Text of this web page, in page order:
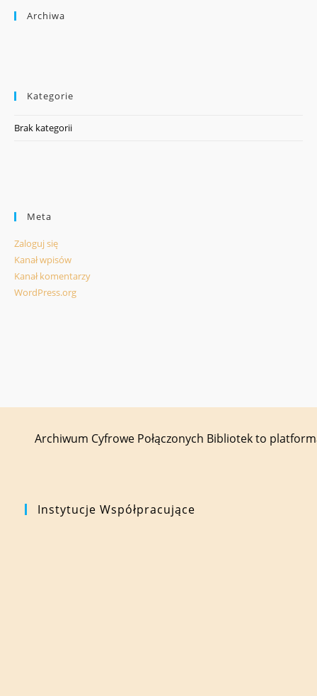
Archiwa
Kategorie
Brak kategorii
Meta
Zaloguj się
Kanał wpisów
Kanał komentarzy
WordPress.org
Archiwum Cyfrowe Połączonych Bibliotek to
Instytucje Współpracujące